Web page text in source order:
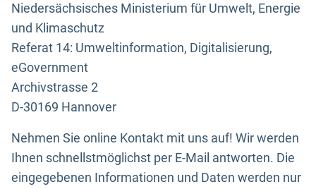
Niedersächsisches Ministerium für Umwelt, Energie
und Klimaschutz
Referat 14: Umweltinformation, Digitalisierung,
eGovernment
Archivstrasse 2
D-30169 Hannover
Nehmen Sie online Kontakt mit uns auf! Wir werden
Ihnen schnellstmöglichst per E-Mail antworten. Die
eingegebenen Informationen und Daten werden nur